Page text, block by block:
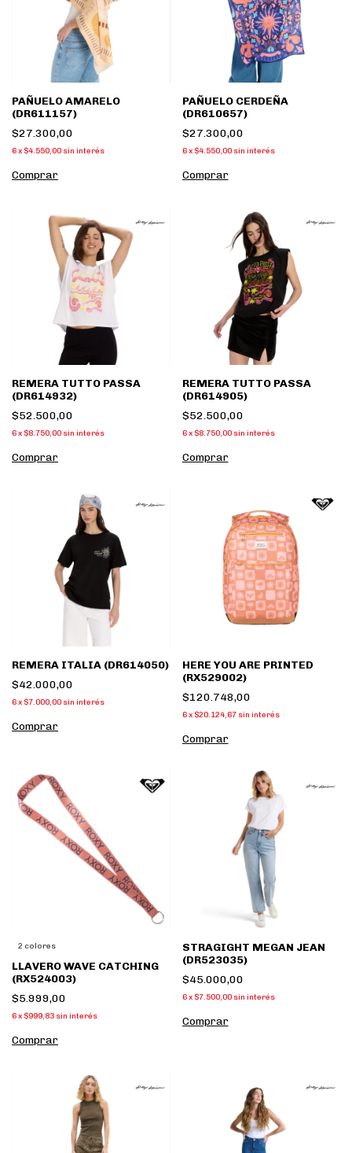
PAÑUELO AMARELO
(DR611157)
$27.300,00
6x $4.550,00 sin interés
Comprar
PAÑUELO CERDEÑA
(DR610657)
$27.300,00
6 x $4.550,00 sin interés
Comprar
REMERA TUTTO PASSA
(DR614932)
$52.500,00
6x $8.750,00 sin interés
Comprar
REMERA TUTTO PASSA
(DR614905)
$52.500,00
6 x $8.750,00 sin interés
Comprar
REMERA ITALIA (DR614050)
$42.000,00
6x $7.000,00 sin interés
Comprar
HERE YOU ARE PRINTED
(RX529002)
$120.748,00
6 x $20.124,67 sin interés
Comprar
2 colores
LLAVERO WAVE CATCHING
(RX524003)
$5.999,00
6x $999,83 sin interés
Comprar
STRAGIGHT MEGAN JEAN
(DR523035)
$45.000,00
6 x $7.500,00 sin interés
Comprar